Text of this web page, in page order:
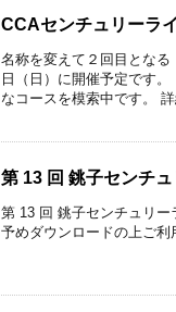
CCAセンチュリー
名称を変えて２回目とな
日（日）に開催予定です
なコースを模索中です。
第 13 回 銚子センチ
第 13 回 銚子センチュリー
予めダウンロードの上ご